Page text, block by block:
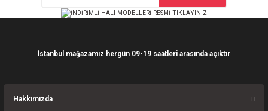
Bu ürüne benzer farklı alternatifler olmalı.
İstanbul mağazamız hergün 09-19 saatleri arasında açıktır
Hakkımızda